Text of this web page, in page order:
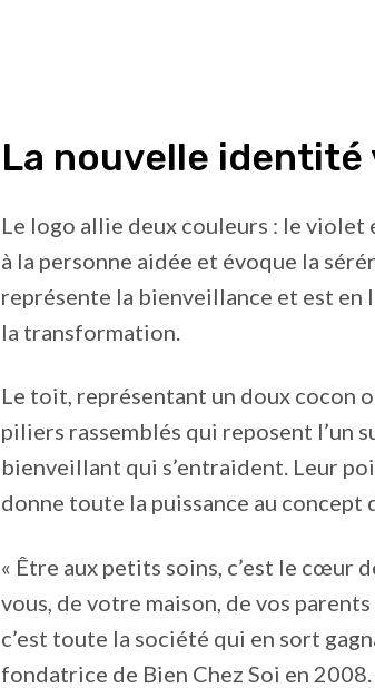
La nouvelle identité
Le logo allie deux couleurs : le
à la personne aidée et évoque la
représente la bienveillance et est en
la transformation.
Le toit, représentant un doux cocon
piliers rassemblés qui reposent l’un
bienveillant qui s’entraident. Leur
donne toute la puissance au concept
« Être aux petits soins, c’est le cœur
vous, de votre maison, de vos
c’est toute la société qui en sort
fondatrice de Bien Chez Soi en 2008.